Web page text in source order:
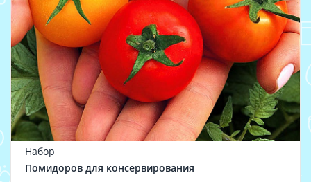
Набор
Помидоров для консервирования